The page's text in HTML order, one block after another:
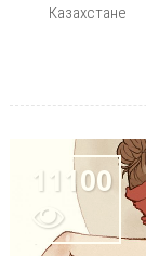
Казахстане
11100
